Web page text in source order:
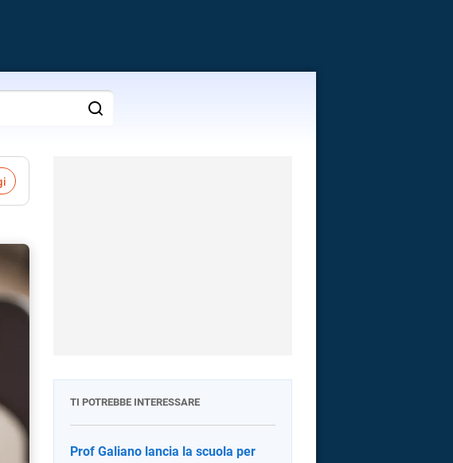
TI POTREBBE INTERESSARE
Prof Galiano lancia la scuola per